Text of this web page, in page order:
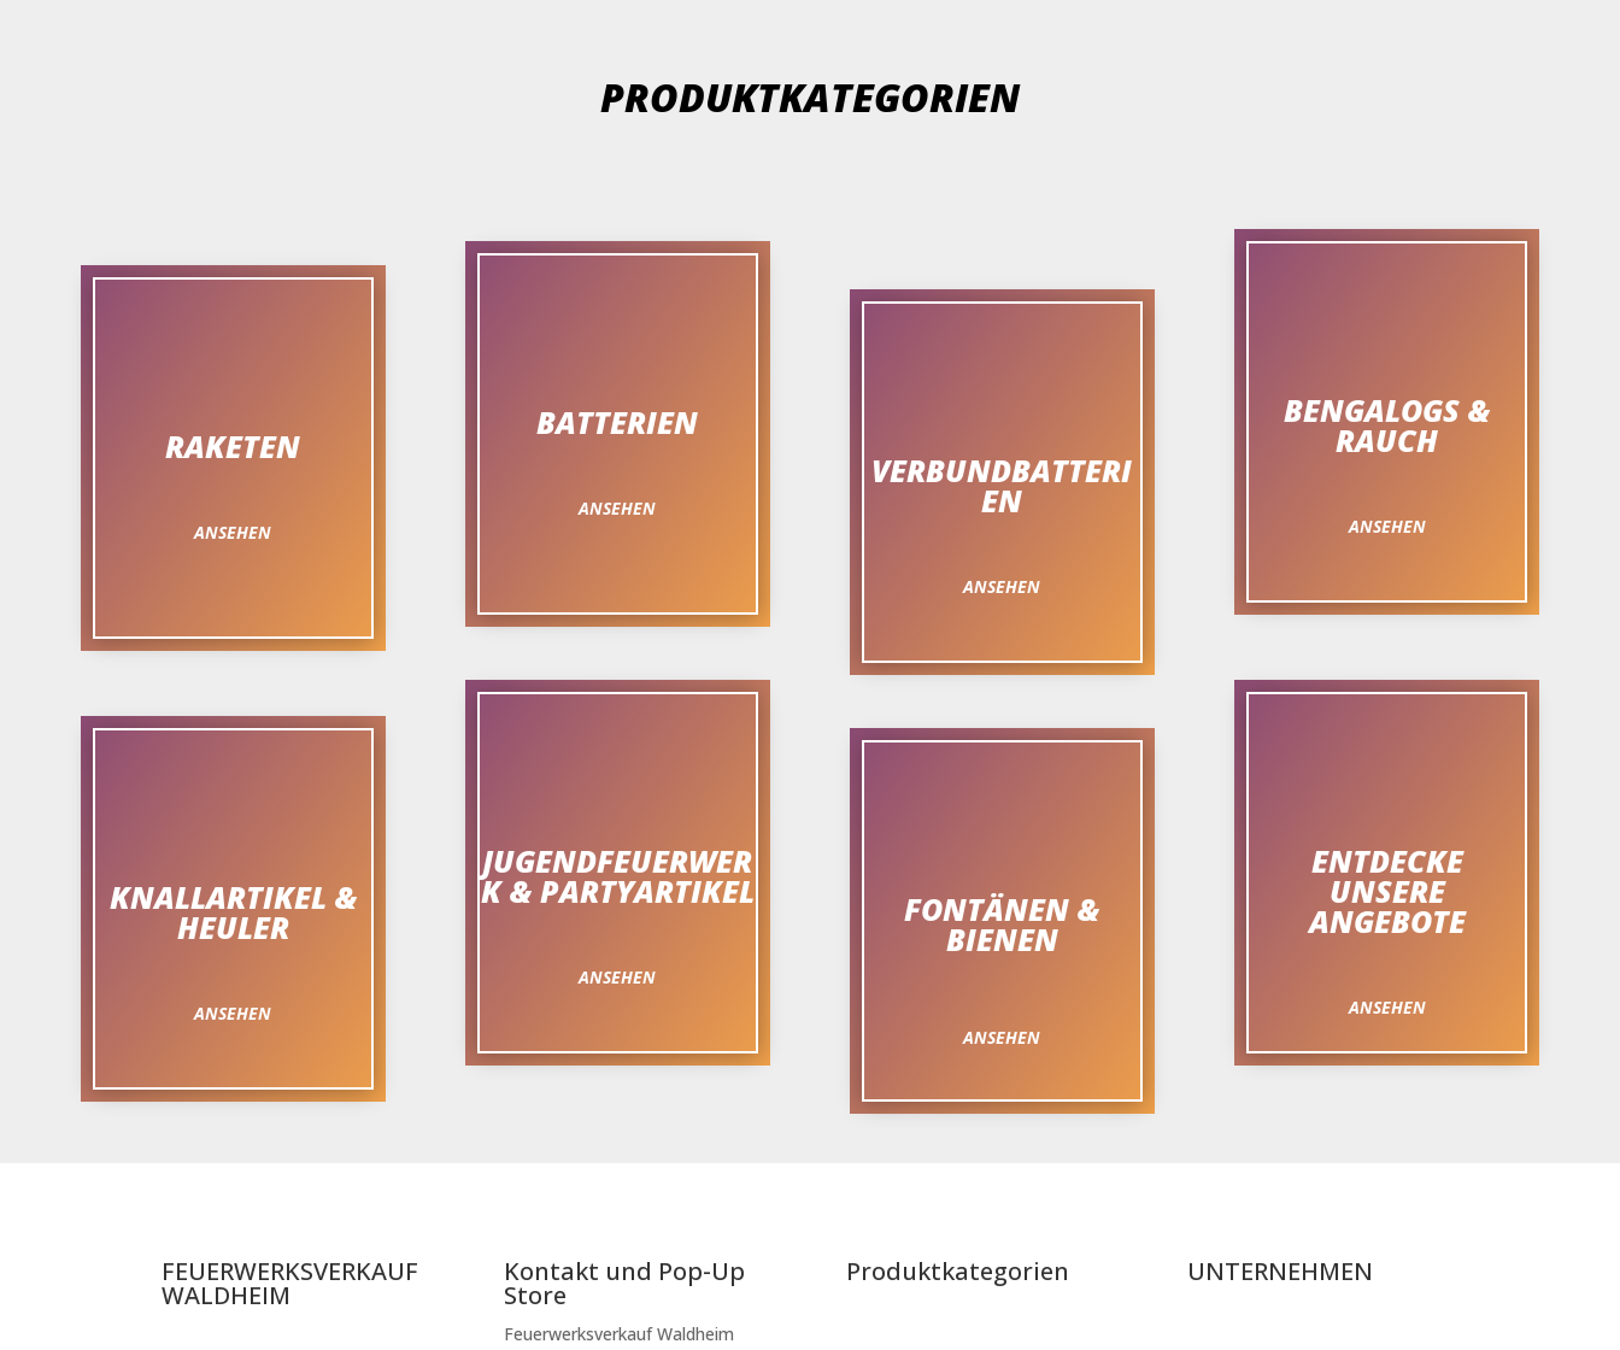
PRODUKTKATEGORIEN
RAKETEN
ANSEHEN
BATTERIEN
ANSEHEN
VERBUNDBATTERI
EN
ANSEHEN
BENGALOGS &
RAUCH
ANSEHEN
KNALLARTIKEL &
HEULER
ANSEHEN
JUGENDFEUERWER
K & PARTYARTIKEL
ANSEHEN
FONTÄNEN &
BIENEN
ANSEHEN
ENTDECKE
UNSERE
ANGEBOTE
ANSEHEN
FEUERWERKSVERKAUF
WALDHEIM
Kontakt und Pop-Up
Store
Feuerwerksverkauf Waldheim
Produktkategorien UNTERNEHMEN